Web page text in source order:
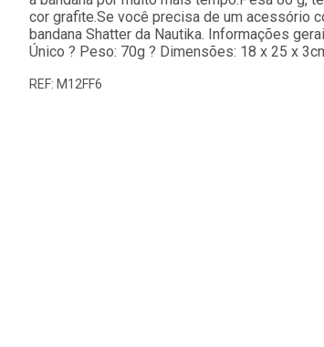
cor grafite.Se você precisa de um acessório
bandana Shatter da Nautika. Informações
Único ? Peso: 70g ? Dimensões: 18 x 25 x
REF: M12FF6